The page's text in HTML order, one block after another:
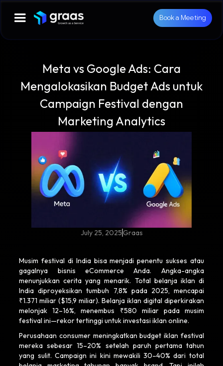
Book a Meeting
Meta vs Google Ads: Cara
Mengalokasikan Budget Ads untuk
Campaign Festival dengan
Marketing Analytics
July 25, 2025Graas
Musim festival di India bisa menjadi penentu sukses atau
gagalnya bisnis eCommerce Anda. Angka-angka
menunjukkan cerita yang menarik. Total belanja iklan di
India diproyeksikan tumbuh 7,8% pada 2025, mencapai
₹1.371 miliar ($15,9 miliar). Belanja iklan digital diperkirakan
melonjak 12–16%, menembus ₹580 miliar pada musim
festival ini—rekor tertinggi untuk investasi iklan online.
Perusahaan consumer meningkatkan budget iklan festival
mereka sebesar 15–20% setelah paruh pertama tahun
yang sulit. Campaign ini kini mewakili 30–40% dari total